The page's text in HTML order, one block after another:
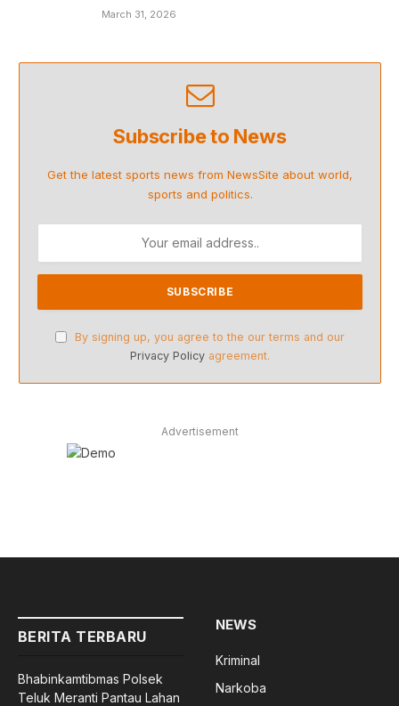
March 31, 2026
Subscribe to News
Get the latest sports news from NewsSite about world,
sports and politics.
By signing up, you agree to the our terms and our
Privacy Policy agreement.
Advertisement
BERITA TERBARU
Bhabinkamtibmas Polsek
Teluk Meranti Pantau Lahan
NEWS
Kriminal
Narkoba